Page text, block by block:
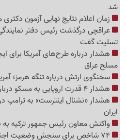
شد
زمان اعلام نتایج نهایی آزمون
عراقچی درگذشت رئیس دفتر
تسلیت گفت
هشدار درباره طرح‌های آمریکا برای
مسلح عراق
سخنگوی ارتش درباره تنگه هرمز؛
هشدار 4 قدرت اروپایی به مسکو درباره اوستیای جنوبی
هشدار «نشنال اینترست» به ترامپ
ایران
واکنش معاون رئیس جمهور ترکیه به